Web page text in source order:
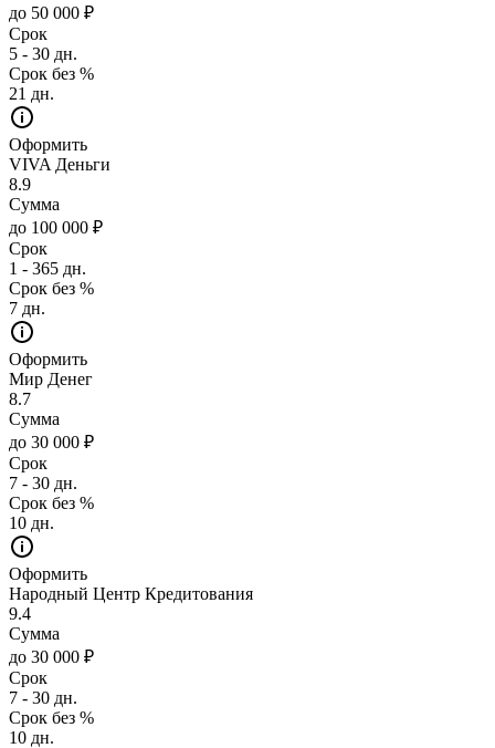
до 50 000 ₽
Срок
5 - 30 дн.
Срок без %
21 дн.
Оформить
VIVA Деньги
8.9
Сумма
до 100 000 ₽
Срок
1 - 365 дн.
Срок без %
7 дн.
Оформить
Мир Денег
8.7
Сумма
до 30 000 ₽
Срок
7 - 30 дн.
Срок без %
10 дн.
Оформить
Народный Центр Кредитования
9.4
Сумма
до 30 000 ₽
Срок
7 - 30 дн.
Срок без %
10 дн.